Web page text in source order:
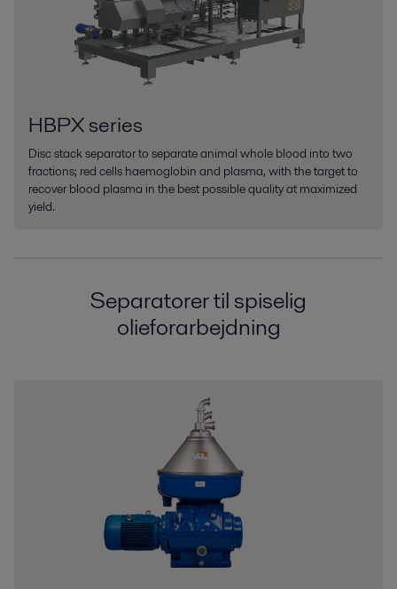
HBPX series
Disc stack separator to separate animal whole blood into two
fractions; red cells haemoglobin and plasma, with the target to
recover blood plasma in the best possible quality at maximized
yield.
Separatorer til spiselig
olieforarbejdning